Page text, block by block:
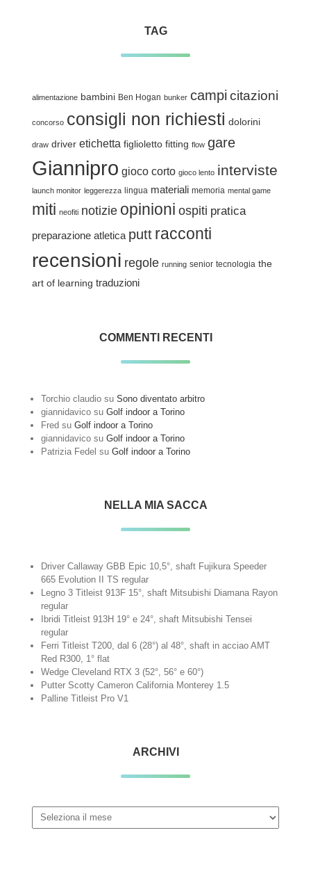
TAG
alimentazione bambini Ben Hogan bunker campi citazioni
concorso consigli non richiesti dolorini
draw driver etichetta figlioletto fitting flow gare
Giannipro gioco corto gioco lento interviste
launch monitor leggerezza lingua materiali memoria mental game
miti neofiti notizie opinioni ospiti pratica
preparazione atletica putt racconti
recensioni regole running senior tecnologia the
art of learning traduzioni
COMMENTI RECENTI
Torchio claudio suSono diventato arbitro
giannidavico suGolf indoor a Torino
Fred suGolf indoor a Torino
giannidavico suGolf indoor a Torino
Patrizia Fedel suGolf indoor a Torino
NELLA MIA SACCA
Driver Callaway GBB Epic 10,5°, shaft Fujikura Speeder
665 Evolution II TS regular
Legno 3 Titleist 913F 15°, shaft Mitsubishi Diamana Rayon
regular
Ibridi Titleist 913H 19° e 24°, shaft Mitsubishi Tensei
regular
Ferri Titleist T200, dal 6 (28°) al 48°, shaft in acciao AMT
Red R300, 1° flat
Wedge Cleveland RTX 3 (52°, 56° e 60°)
Putter Scotty Cameron California Monterey 1.5
Palline Titleist Pro V1
ARCHIVI
Archivi